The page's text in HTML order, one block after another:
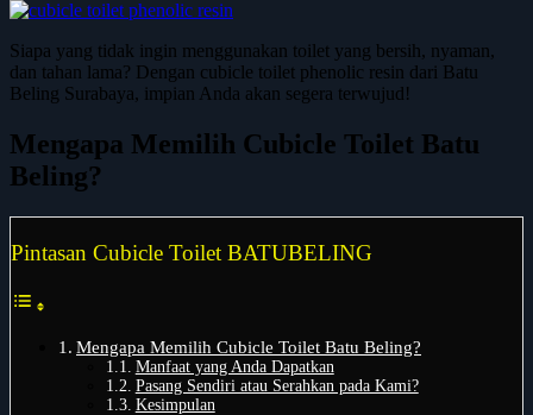
Siapa yang tidak ingin menggunakan toilet yang bersih, nyaman,
dan tahan lama? Dengan cubicle toilet phenolic resin dari Batu
Beling Surabaya, impian Anda akan segera terwujud!
Mengapa Memilih Cubicle Toilet Batu
Beling?
Pintasan Cubicle Toilet BATUBELING
Mengapa Memilih Cubicle Toilet Batu Beling?
Manfaat yang Anda Dapatkan
Pasang Sendiri atau Serahkan pada Kami?
Kesimpulan